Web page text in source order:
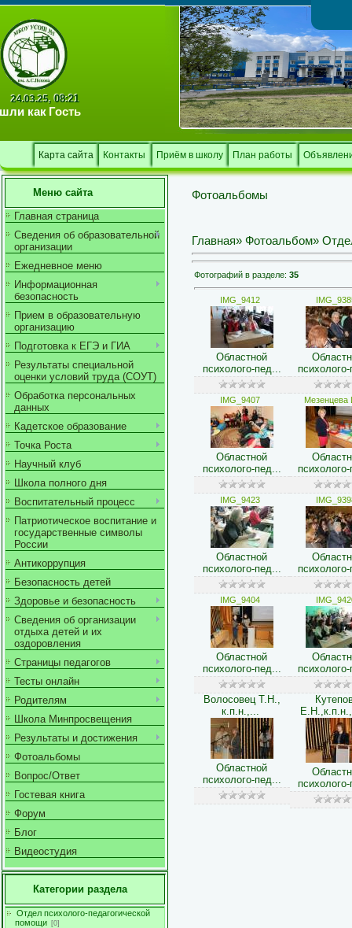
24.03.25, 08:21
как Гость
Карта сайта Контакты Приём в школу План работы
Меню сайта
Главная страница
Сведения об образовательной
организации
Ежедневное меню
Информационная
безопасность
Прием в образовательную
организацию
Подготовка к ЕГЭ и ГИА
Результаты специальной
оценки условий труда (СОУТ)
Обработка персональных
данных
Кадетское образование
Точка Роста
Научный клуб
Школа полного дня
Воспитательный процесс
Патриотическое воспитание и
государственные символы
России
Антикоррупция
Безопасность детей
Здоровье и безопасность
Сведения об организации
отдыха детей и их
оздоровления
Страницы педагогов
Тесты онлайн
Родителям
Школа Минпросвещения
Результаты и достижения
Фотоальбомы
Вопрос/Ответ
Гостевая книга
Форум
Блог
Видеостудия
Категории раздела
Отдел психолого-педагогической
помощи [0]
Фотоальбомы
Главная» Фотоальбом»
Фотографий в разделе: 35
IMG_9412
Областной
психолого-пед...
IMG_9407
Областной
психолого-пед...
Мезенцева
IMG_9423
Областной
психолого-пед...
IMG_9404
Областной
психолого-пед...
Волосовец Т.Н.,
к.п.н.,...
Областной
психолого-пед...